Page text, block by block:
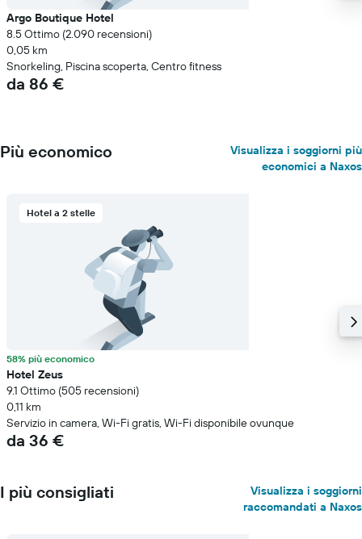
Argo Boutique Hotel
8.5 Ottimo (2.090 recensioni)
0,05 km
Snorkeling, Piscina scoperta, Centro fitness
da 86 €
Più economico
Visualizza i soggiorni più
economici a Naxos
Hotel a 2 stelle
58% più economico
Hotel Zeus
9.1 Ottimo (505 recensioni)
0,11 km
Servizio in camera, Wi-Fi gratis, Wi-Fi disponibile ovunque
da 36 €
I più consigliati
Visualizza i soggiorni
raccomandati a Naxos